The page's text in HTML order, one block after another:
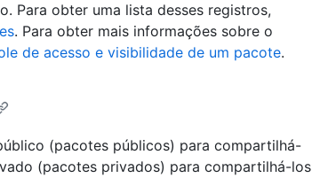
Para obter uma lista desses registros,
. Para obter mais informações sobre o
de acesso e visibilidade de um pacote.
(pacotes públicos) para compartilhá-
(pacotes privados) para compartilhá-los